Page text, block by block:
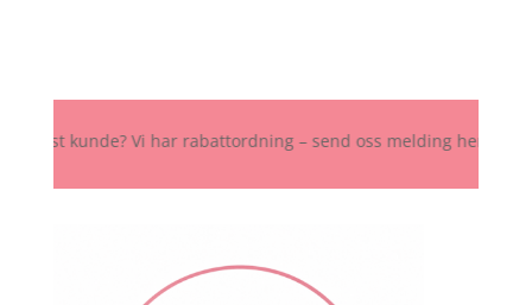
kunde? Vi har rabattordning – send oss melding her, på